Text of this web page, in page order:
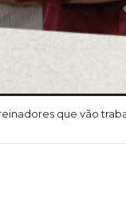
que vão